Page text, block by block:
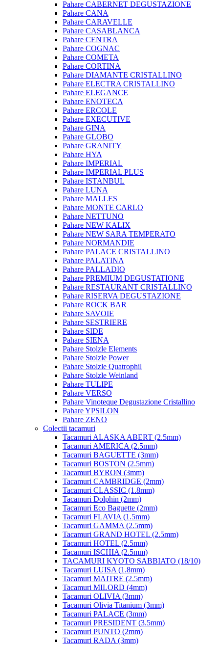
Pahare CABERNET DEGUSTAZIONE
Pahare CANA
Pahare CARAVELLE
Pahare CASABLANCA
Pahare CENTRA
Pahare COGNAC
Pahare COMETA
Pahare CORTINA
Pahare DIAMANTE CRISTALLINO
Pahare ELECTRA CRISTALLINO
Pahare ELEGANCE
Pahare ENOTECA
Pahare ERCOLE
Pahare EXECUTIVE
Pahare GINA
Pahare GLOBO
Pahare GRANITY
Pahare HYA
Pahare IMPERIAL
Pahare IMPERIAL PLUS
Pahare ISTANBUL
Pahare LUNA
Pahare MALLES
Pahare MONTE CARLO
Pahare NETTUNO
Pahare NEW KALIX
Pahare NEW SARA TEMPERATO
Pahare NORMANDIE
Pahare PALACE CRISTALLINO
Pahare PALATINA
Pahare PALLADIO
Pahare PREMIUM DEGUSTATIONE
Pahare RESTAURANT CRISTALLINO
Pahare RISERVA DEGUSTAZIONE
Pahare ROCK BAR
Pahare SAVOIE
Pahare SESTRIERE
Pahare SIDE
Pahare SIENA
Pahare Stolzle Elements
Pahare Stolzle Power
Pahare Stolzle Quatrophil
Pahare Stolzle Weinland
Pahare TULIPE
Pahare VERSO
Pahare Vinoteque Degustazione Cristallino
Pahare YPSILON
Pahare ZENO
Colectii tacamuri
Tacamuri ALASKA ABERT (2.5mm)
Tacamuri AMERICA (2.5mm)
Tacamuri BAGUETTE (3mm)
Tacamuri BOSTON (2.5mm)
Tacamuri BYRON (3mm)
Tacamuri CAMBRIDGE (2mm)
Tacamuri CLASSIC (1.8mm)
Tacamuri Dolphin (2mm)
Tacamuri Eco Baguette (2mm)
Tacamuri FLAVIA (1.5mm)
Tacamuri GAMMA (2.5mm)
Tacamuri GRAND HOTEL (2.5mm)
Tacamuri HOTEL (2.5mm)
Tacamuri ISCHIA (2.5mm)
TACAMURI KYOTO SABBIATO (18/10)
Tacamuri LUISA (1.8mm)
Tacamuri MAITRE (2.5mm)
Tacamuri MILORD (4mm)
Tacamuri OLIVIA (3mm)
Tacamuri Olivia Titanium (3mm)
Tacamuri PALACE (3mm)
Tacamuri PRESIDENT (3.5mm)
Tacamuri PUNTO (2mm)
Tacamuri RADA (3mm)